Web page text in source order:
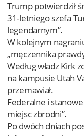
Trump potwierdził
31-letniego szefa
legendarnym”.
W kolejnym
„męczennika
Według władz Kirk
na kampusie Utah
przemawiał.
Federalne i stanowe
miejsc zbrodni”.
Po dwóch dniach